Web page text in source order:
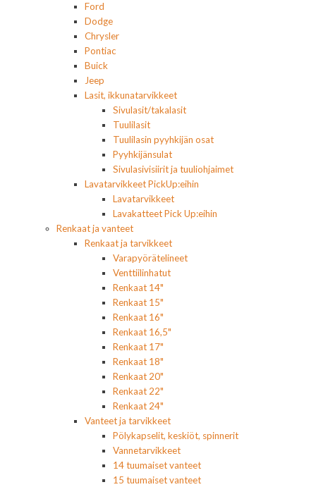
Ford
Dodge
Chrysler
Pontiac
Buick
Jeep
Lasit, ikkunatarvikkeet
Sivulasit/takalasit
Tuulilasit
Tuulilasin pyyhkijän osat
Pyyhkijänsulat
Sivulasivisiirit ja tuuliohjaimet
Lavatarvikkeet PickUp:eihin
Lavatarvikkeet
Lavakatteet Pick Up:eihin
Renkaat ja vanteet
Renkaat ja tarvikkeet
Varapyörätelineet
Venttiilinhatut
Renkaat 14"
Renkaat 15"
Renkaat 16"
Renkaat 16,5"
Renkaat 17"
Renkaat 18"
Renkaat 20"
Renkaat 22"
Renkaat 24"
Vanteet ja tarvikkeet
Pölykapselit, keskiöt, spinnerit
Vannetarvikkeet
14 tuumaiset vanteet
15 tuumaiset vanteet